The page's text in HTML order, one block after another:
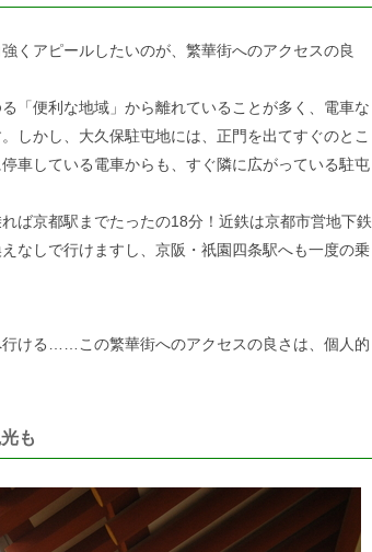
くアピールしたいのが、繁華街へのアクセスの良
「便利な地域」から離れていることが多く、電車な
しかし、大久保駐屯地には、正門を出てすぐのとこ
車している電車からも、すぐ隣に広がっている駐屯
ば京都駅までたったの18分！近鉄は京都市営地下鉄
なしで行けますし、京阪・祇園四条駅へも一度の乗
ける……この繁華街へのアクセスの良さは、個人的
も